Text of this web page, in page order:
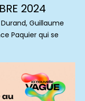
2024
Guillaume
Paquier qui se